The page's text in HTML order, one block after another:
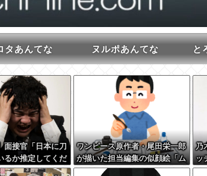
タあんてな ヌルポあんてな と
面接官「日本に刀
るか推定してくだ
188人です」 面
ワンピース原作者・尾田栄一郎
が描いた担当編集の似顔絵「ム
ダに東大卒」
乃
ッ
ww